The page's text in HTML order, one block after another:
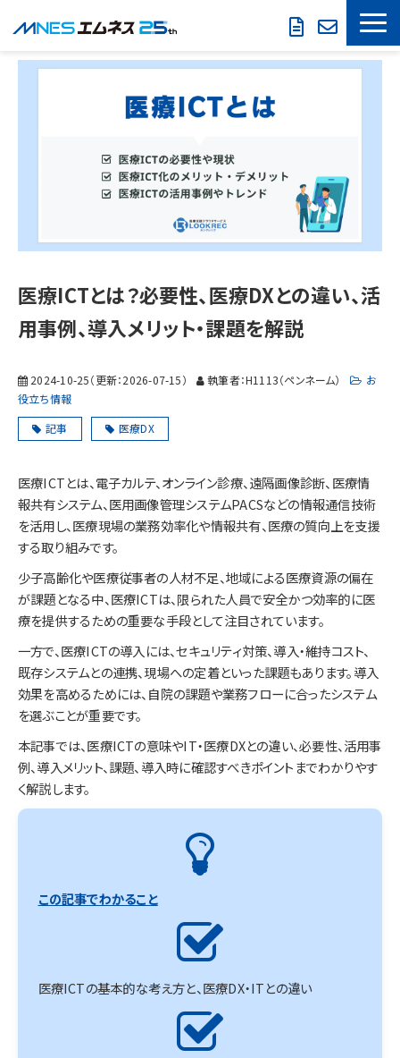
LOOKREC
製品・サービス
導入事例
セミナー情報
お役立ち情報
会社概要
医療ICTとは？必要性、医療DXとの違い、活
用事例、導入メリット・課題を解説
2024-10-25（更新：2026-07-15） 執筆者：H1113（ペンネーム）
お
役立ち情報
記事
医療DX
医療ICTとは、電子カルテ、オンライン診療、遠隔画像診断、医療情
報共有システム、医用画像管理システムPACSなどの情報通信技術
を活用し、医療現場の業務効率化や情報共有、医療の質向上を支援
する取り組みです。
少子高齢化や医療従事者の人材不足、地域による医療資源の偏在
が課題となる中、医療ICTは、限られた人員で安全かつ効率的に医
療を提供するための重要な手段として注目されています。
一方で、医療ICTの導入には、セキュリティ対策、導入・維持コスト、
既存システムとの連携、現場への定着といった課題もあります。導入
効果を高めるためには、自院の課題や業務フローに合ったシステム
を選ぶことが重要です。
本記事では、医療ICTの意味やIT・医療DXとの違い、必要性、活用事
例、導入メリット、課題、導入時に確認すべきポイントまでわかりやす
く解説します。
この記事でわかること
医療ICTの基本的な考え方と、医療DX・ITとの違い